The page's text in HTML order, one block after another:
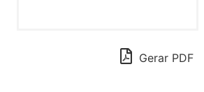
Gerar PDF